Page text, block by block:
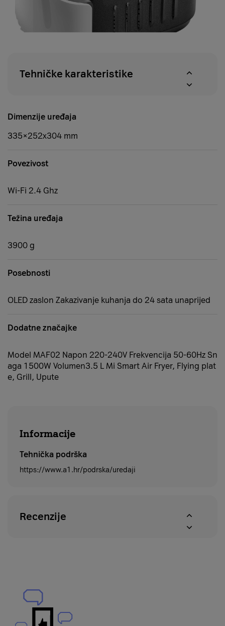
Tehničke karakteristike
Dimenzije uređaja
335×252x304 mm
Povezivost
Wi-Fi 2.4 Ghz
Težina uređaja
3900 g
Posebnosti
OLED zaslon Zakazivanje kuhanja do 24 sata unaprijed
Dodatne značajke
Model MAF02 Napon 220-240V Frekvencija 50-60Hz Sn
aga 1500W Volumen3.5 L Mi Smart Air Fryer, Flying plat
e, Grill, Upute
Informacije
Tehnička podrška
https://www.a1.hr/podrska/uredaji
Recenzije